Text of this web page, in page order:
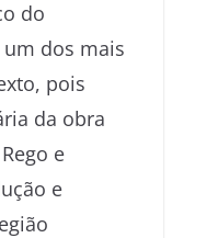
do
dos mais
pois
da obra
e
e